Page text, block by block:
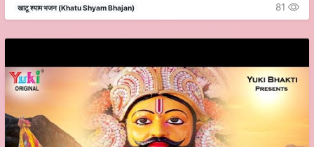
खाटू श्याम भजन (Khatu Shyam Bhajan) 81